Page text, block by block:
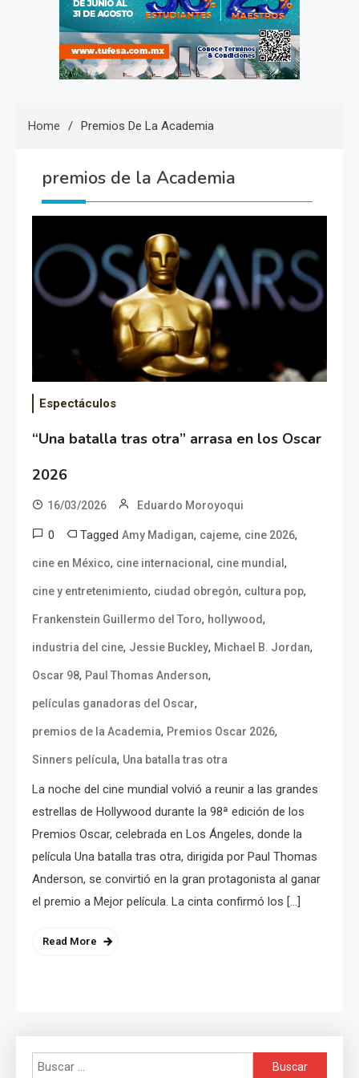
Home Premios De La Academia
premios de la Academia
Espectáculos
“Una batalla tras otra” arrasa en los Oscar
2026
16/03/2026 Eduardo Moroyoqui
0 Tagged Amy Madigan, cajeme, cine 2026,
cine en México, cine internacional , cine mundial ,
cine y entretenimiento, ciudad obregón, cultura pop,
Frankenstein Guillermo del Toro, hollywood,
industria del cine, Jessie Buckley, Michael B. Jordan,
Oscar 98, Paul Thomas Anderson,
películas ganadoras del Oscar,
premios de la Academia, Premios Oscar 2026,
Sinners película, Una batalla tras otra
La noche del cine mundial volvió a reunir a las grandes
estrellas de Hollywood durante la 98ª edición de los
Premios Oscar, celebrada en Los Ángeles, donde la
película Una batalla tras otra, dirigida por Paul Thomas
Anderson, se convirtió en la gran protagonista al ganar
el premio a Mejor película. La cinta confirmó los […]
Read More
Buscar: